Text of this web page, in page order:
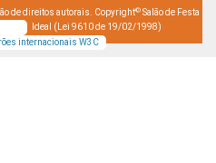
de direitos autorais. Copyright© Salão de Festa
Ideal (Lei 9610 de 19/02/1998)